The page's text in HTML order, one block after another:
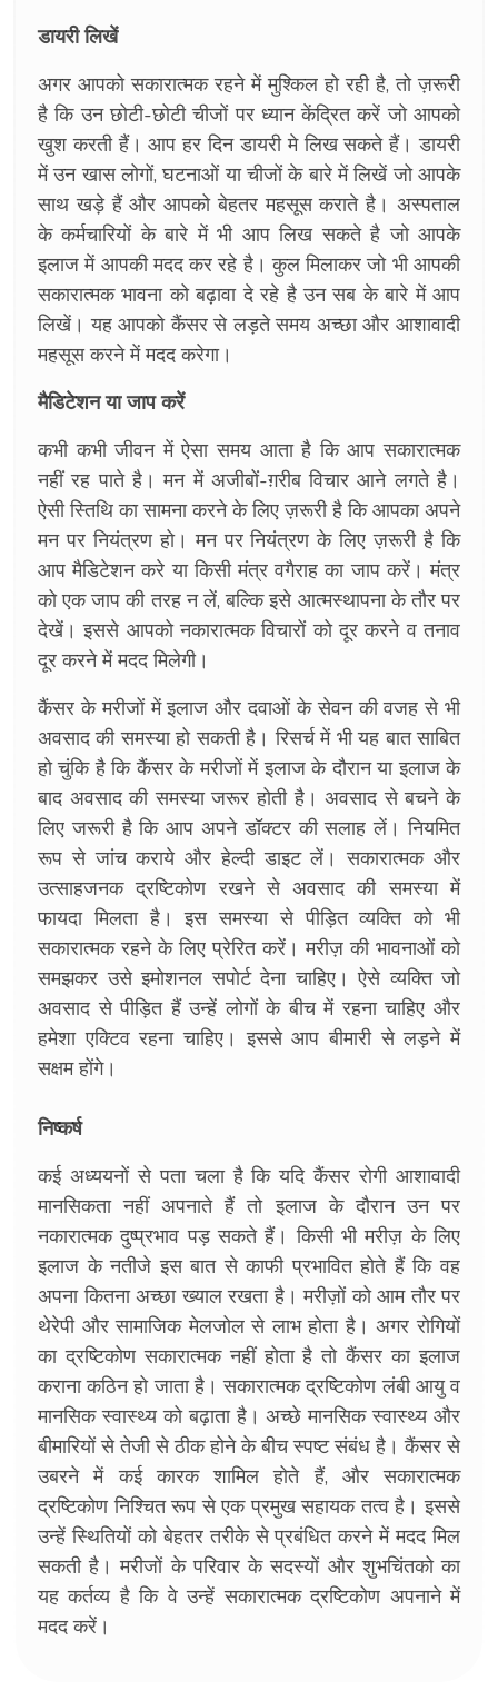
डायरी लिखें
अगर आपको सकारात्मक रहने में मुश्किल हो रही है, तो ज़रूरी
है कि उन छोटी-छोटी चीजों पर ध्यान केंद्रित करें जो आपको
खुश करती हैं। आप हर दिन डायरी मे लिख सकते हैं। डायरी
में उन खास लोगों, घटनाओं या चीजों के बारे में लिखें जो आपके
साथ खड़े हैं और आपको बेहतर महसूस कराते है। अस्पताल
के कर्मचारियों के बारे में भी आप लिख सकते है जो आपके
इलाज में आपकी मदद कर रहे है। कुल मिलाकर जो भी आपकी
सकारात्मक भावना को बढ़ावा दे रहे है उन सब के बारे में आप
लिखें। यह आपको कैंसर से लड़ते समय अच्छा और आशावादी
महसूस करने में मदद करेगा।
मैडिटेशन या जाप करें
कभी कभी जीवन में ऐसा समय आता है कि आप सकारात्मक
नहीं रह पाते है। मन में अजीबों-ग़रीब विचार आने लगते है।
ऐसी स्तिथि का सामना करने के लिए ज़रूरी है कि आपका अपने
मन पर नियंत्रण हो। मन पर नियंत्रण के लिए ज़रूरी है कि
आप मैडिटेशन करे या किसी मंत्र वगैराह का जाप करें। मंत्र
को एक जाप की तरह न लें, बल्कि इसे आत्मस्थापना के तौर पर
देखें। इससे आपको नकारात्मक विचारों को दूर करने व तनाव
दूर करने में मदद मिलेगी।
कैंसर के मरीजों में इलाज और दवाओं के सेवन की वजह से भी
अवसाद की समस्या हो सकती है। रिसर्च में भी यह बात साबित
हो चुंकि है कि कैंसर के मरीजों में इलाज के दौरान या इलाज के
बाद अवसाद की समस्या जरूर होती है। अवसाद से बचने के
लिए जरूरी है कि आप अपने डॉक्टर की सलाह लें। नियमित
रूप से जांच कराये और हेल्दी डाइट लें। सकारात्मक और
उत्साहजनक द्रष्टिकोण रखने से अवसाद की समस्या में
फायदा मिलता है। इस समस्या से पीड़ित व्यक्ति को भी
सकारात्मक रहने के लिए प्रेरित करें। मरीज़ की भावनाओं को
समझकर उसे इमोशनल सपोर्ट देना चाहिए। ऐसे व्यक्ति जो
अवसाद से पीड़ित हैं उन्हें लोगों के बीच में रहना चाहिए और
हमेशा एक्टिव रहना चाहिए। इससे आप बीमारी से लड़ने में
सक्षम होंगे।
निष्कर्ष
कई अध्ययनों से पता चला है कि यदि कैंसर रोगी आशावादी
मानसिकता नहीं अपनाते हैं तो इलाज के दौरान उन पर
नकारात्मक दुष्प्रभाव पड़ सकते हैं। किसी भी मरीज़ के लिए
इलाज के नतीजे इस बात से काफी प्रभावित होते हैं कि वह
अपना कितना अच्छा ख्याल रखता है। मरीज़ों को आम तौर पर
थेरेपी और सामाजिक मेलजोल से लाभ होता है। अगर रोगियों
का द्रष्टिकोण सकारात्मक नहीं होता है तो कैंसर का इलाज
कराना कठिन हो जाता है। सकारात्मक द्रष्टिकोण लंबी आयु व
मानसिक स्वास्थ्य को बढ़ाता है। अच्छे मानसिक स्वास्थ्य और
बीमारियों से तेजी से ठीक होने के बीच स्पष्ट संबंध है। कैंसर से
उबरने में कई कारक शामिल होते हैं, और सकारात्मक
द्रष्टिकोण निश्चित रूप से एक प्रमुख सहायक तत्व है। इससे
उन्हें स्थितियों को बेहतर तरीके से प्रबंधित करने में मदद मिल
सकती है। मरीजों के परिवार के सदस्यों और शुभचिंतको का
यह कर्तव्य है कि वे उन्हें सकारात्मक द्रष्टिकोण अपनाने में
मदद करें।